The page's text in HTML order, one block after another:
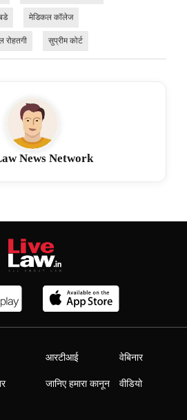
मेडिकल कॉलेज
रोहतगी सुप्रीम कोर्ट
News Network
आरटीआई
जानिए हमारा कानून
वेबिनार
वीडियो